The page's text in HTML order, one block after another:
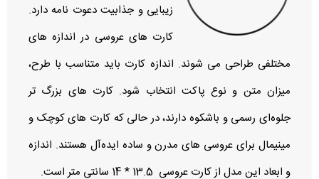
زیبایی و جذابیت دعوت‌ نامه دارد.
کارت‌ های عروسی در اندازه‌ های
مختلفی طراحی می‌ شوند. اندازه کارت باید متناسب با طرح،
میزان متن و نوع پاکت انتخاب شود. کارت‌ های بزرگ‌ تر
جلوه‌ای رسمی و باشکوه دارند، در حالی که کارت‌ های کوچک و
مینیمال برای عروسی‌ های مدرن و ساده ایده‌آل هستند. اندازه
و ابعاد این مدل از کارت عروسی 13.5 * 14 سانتی متر است.